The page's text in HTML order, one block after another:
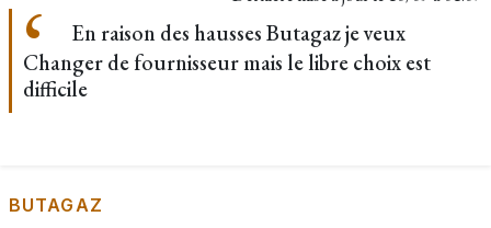
En raison des hausses Butagaz je veux
Changer de fournisseur mais le libre choix est
difficile
BUTAGAZ